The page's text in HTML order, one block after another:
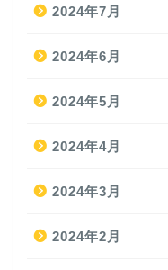
2024年7月
2024年6月
2024年5月
2024年4月
2024年3月
2024年2月